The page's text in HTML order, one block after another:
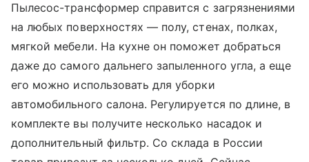
Пылесос-трансформер справится с загрязнениями
на любых поверхностях — полу, стенах, полках,
мягкой мебели. На кухне он поможет добраться
даже до самого дальнего запыленного угла, а еще
его можно использовать для уборки
автомобильного салона. Регулируется по длине, в
комплекте вы получите несколько насадок и
дополнительный фильтр. Со склада в России